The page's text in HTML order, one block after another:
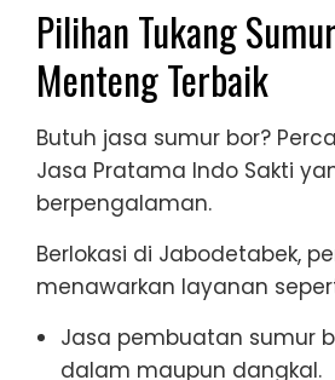
Pilihan Tukang
Menteng Terbaik
Butuh jasa sumur bor?
Jasa Pratama Indo Sakti
berpengalaman.
Berlokasi di Jabodetabek,
menawarkan layanan
Jasa pembuatan sumur
dalam maupun dangkal.